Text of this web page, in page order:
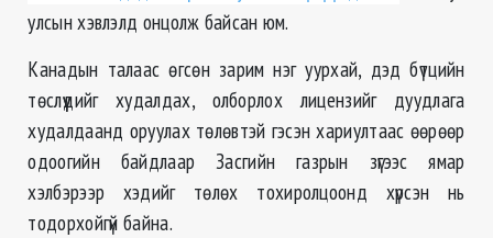
улсын хэвлэлд онцолж байсан юм.
Канадын талаас өгсөн зарим нэг уурхай, дэд бүтцийн
төслүүдийг худалдах, олборлох лицензийг дуудлага
худалдаанд оруулах төлөвтэй гэсэн хариултаас өөрөөр
одоогийн байдлаар Засгийн газрын зүгээс ямар
хэлбэрээр хэдийг төлөх тохиролцоонд хүрсэн нь
тодорхойгүй байна.